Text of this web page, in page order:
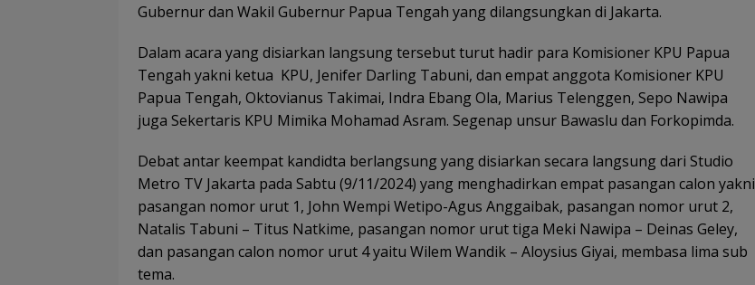
Gubernur dan Wakil Gubernur Papua Tengah yang dilangsungkan di Jakarta.
Dalam acara yang disiarkan langsung tersebut turut hadir para Komisioner KPU Papua
Tengah yakni ketua KPU, Jenifer Darling Tabuni, dan empat anggota Komisioner KPU
Papua Tengah, Oktovianus Takimai, Indra Ebang Ola, Marius Telenggen, Sepo Nawipa
juga Sekertaris KPU Mimika Mohamad Asram. Segenap unsur Bawaslu dan Forkopimda.
Debat antar keempat kandidta berlangsung yang disiarkan secara langsung dari Studio
Metro TV Jakarta pada Sabtu (9/11/2024) yang menghadirkan empat pasangan calon yakni
pasangan nomor urut 1, John Wempi Wetipo-Agus Anggaibak, pasangan nomor urut 2,
Natalis Tabuni – Titus Natkime, pasangan nomor urut tiga Meki Nawipa – Deinas Geley,
dan pasangan calon nomor urut 4 yaitu Wilem Wandik – Aloysius Giyai, membasa lima sub
tema.